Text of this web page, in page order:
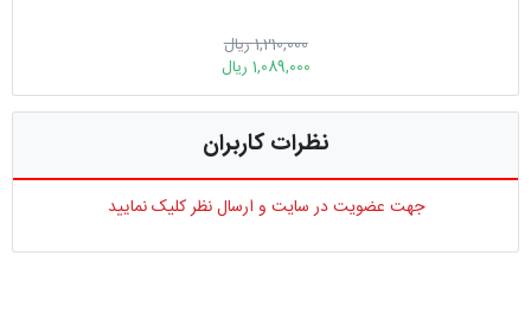
1,210,000 ریال
1,089,000 ریال
نظرات کاربران
جهت عضویت در سایت و ارسال نظر کلیک نمایید